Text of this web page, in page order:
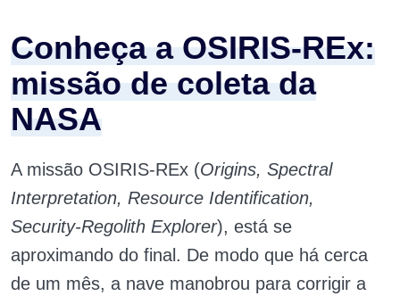
Conheça a OSIRIS-REx:
missão de coleta da
NASA
A missão OSIRIS-REx (Origins, Spectral
Interpretation, Resource Identification,
Security-Regolith Explorer), está se
aproximando do final. De modo que há cerca
de um mês, a nave manobrou para corrigir a